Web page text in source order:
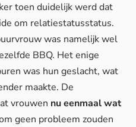
toen duidelijk werd dat
om relatiestatusstatus.
was namelijk wel
BBQ. Het enige
was hun geslacht, wat
maakte. De
vrouwen nu eenmaal wat
geen probleem zouden